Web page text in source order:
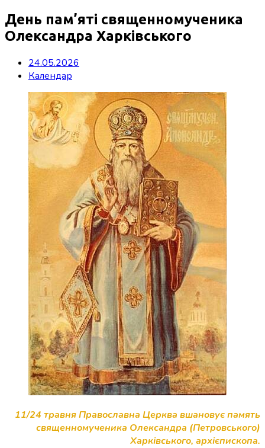
День пам’яті священномученика
Олександра Харківського
24.05.2026
Календар
11/24 травня Православна Церква вшановує память
священномученика Олександра (Петровського)
Харківського, архієпископа.